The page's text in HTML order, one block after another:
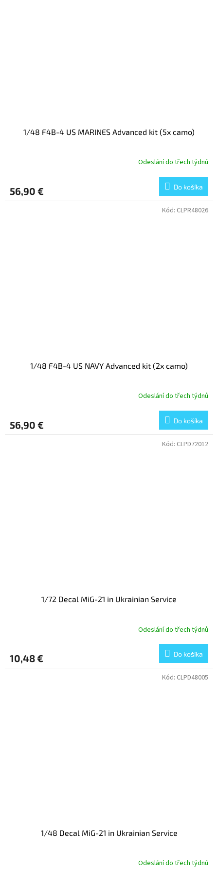
1/48 F4B-4 US MARINES Advanced kit (5x camo)
Odeslání do třech týdnů
56,90 € Do košíka
1/48 F4B-4 US NAVY Advanced kit (2x camo)
Odeslání do třech týdnů
56,90 € Do košíka
Kód: CLPR48026
1/72 Decal MiG-21 in Ukrainian Service
Odeslání do třech týdnů
10,48 € Do košíka
Kód: CLPD72012
1/48 Decal MiG-21 in Ukrainian Service
Odeslání do třech týdnů
Kód: CLPD48005